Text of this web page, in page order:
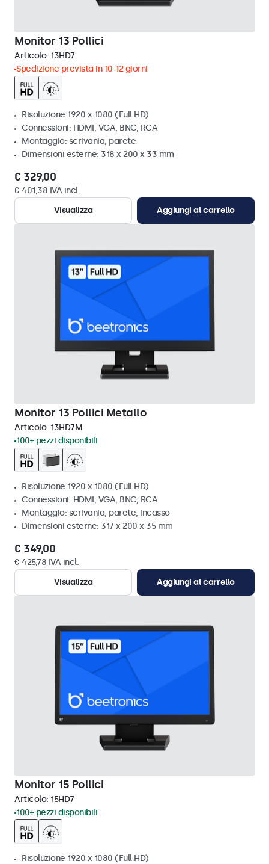
Monitor 13 Pollici
Articolo: 13HD7
Spedizione prevista in 10-12 giorni
Risoluzione 1920 x 1080 (Full HD)
Connessioni: HDMI, VGA, BNC, RCA
Montaggio: scrivania, parete
Dimensioni esterne: 318 x 200 x 33 mm
€ 329,00
€ 401,38 IVA incl.
Visualizza
Aggiungi al carrello
Monitor 13 Pollici Metallo
Articolo: 13HD7M
100+ pezzi disponibili
Risoluzione 1920 x 1080 (Full HD)
Connessioni: HDMI, VGA, BNC, RCA
Montaggio: scrivania, parete, incasso
Dimensioni esterne: 317 x 200 x 35 mm
€ 349,00
€ 425,78 IVA incl.
Visualizza
Aggiungi al carrello
Monitor 15 Pollici
Articolo: 15HD7
100+ pezzi disponibili
Risoluzione 1920 x 1080 (Full HD)